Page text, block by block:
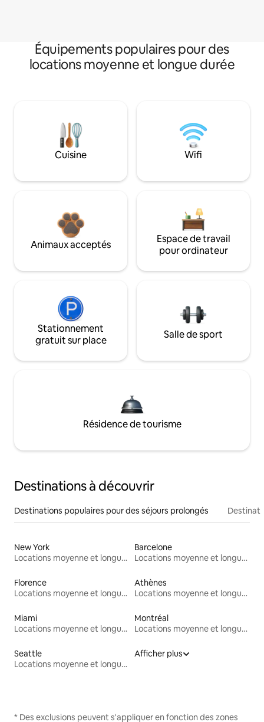
Équipements populaires pour des
locations moyenne et longue durée
Cuisine Wifi
Animaux acceptés
Espace de travail
pour ordinateur
Stationnement
gratuit sur place
Salle de sport
Résidence de tourisme
Destinations à découvrir
Destinations populaires pour des séjours prolongés
New York
Locations moyenne et longue durée
Barcelone
Locations moyenne et longue durée
Florence
Locations moyenne et longue durée
Athènes
Locations moyenne et longue durée
Miami
Locations moyenne et longue durée
Montréal
Locations moyenne et longue durée
Seattle
Locations moyenne et longue durée
Afficher plus
* Des exclusions peuvent s'appliquer en fonction des zones